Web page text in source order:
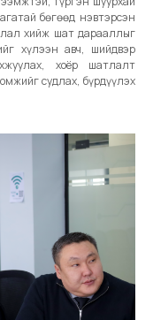
бөгөөд нэвтэрсэн
хийж шат дарааллыг
хүлээн авч, шийдвэр
хоёр шатлалт
судлах, бүрдүүлэх